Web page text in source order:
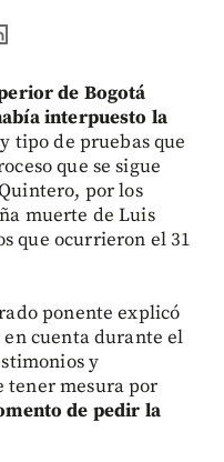
de Bogotá
interpuesto la
tipo de pruebas que
que se sigue
por los
muerte de Luis
que ocurrieron el 31
ponente explicó
cuenta durante el
y
tener mesura por
de pedir la